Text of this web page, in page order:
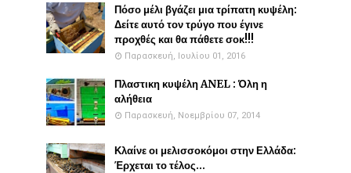
Πόσο μέλι βγάζει μια τρίπατη κυψέλη:
Δείτε αυτό τον τρύγο που έγινε
προχθές και θα πάθετε σοκ!!!
Παρασκευή, Ιουλίου 01, 2016
Πλαστικη κυψέλη ANEL : Όλη η
αλήθεια
Παρασκευή, Νοεμβρίου 07, 2014
Κλαίνε οι μελισσοκόμοι στην Ελλάδα:
Έρχεται το τέλος...